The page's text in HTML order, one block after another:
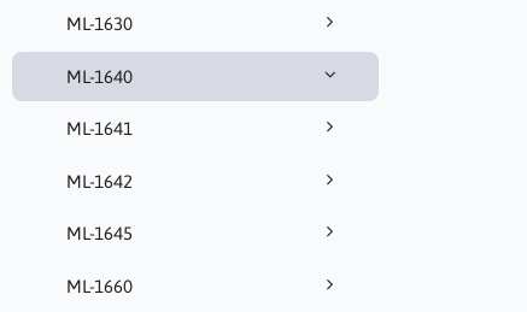
ML-1630
ML-1640
ML-1641
ML-1642
ML-1645
ML-1660